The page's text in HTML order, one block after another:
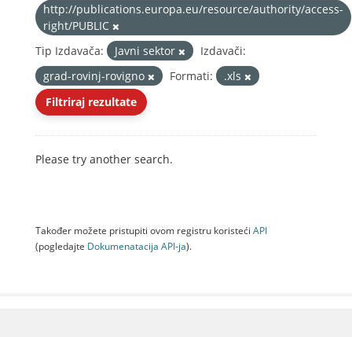
http://publications.europa.eu/resource/authority/access-
right/PUBLIC
Tip Izdavača:
Javni sektor
Izdavači:
grad-rovinj-rovigno
Formati:
.xls
Filtriraj rezultate
Please try another search.
Također možete pristupiti ovom registru koristeći API
(pogledajte Dokumenаtаcijа API-jа).